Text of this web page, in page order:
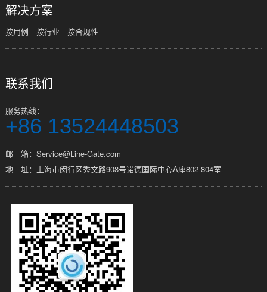
解决方案
按用例 按行业 按合规性
联系我们
服务热线：
+86 13524448503
邮 箱：Service@Line-Gate.com
地 址：上海市闵行区秀文路908号诺德国际中心A座802-804室